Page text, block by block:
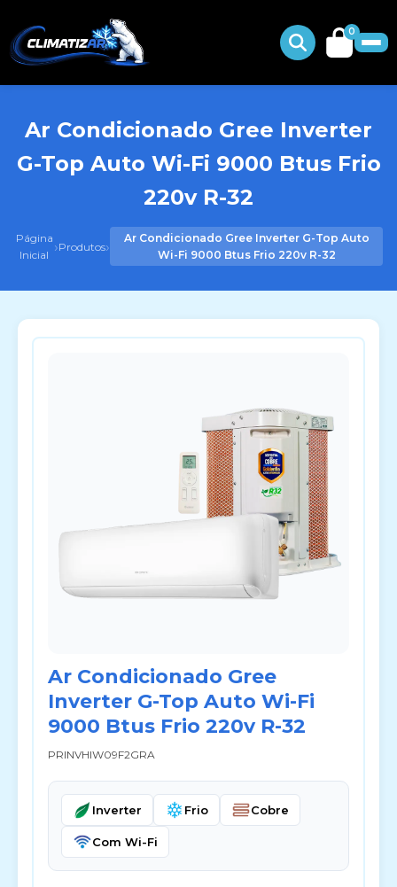
0
Ar Condicionado Gree Inverter
G-Top Auto Wi-Fi 9000 Btus Frio
220v R-32
Página
Inicial ›Produtos›
Ar Condicionado Gree Inverter G-Top Auto
Wi-Fi 9000 Btus Frio 220v R-32
Ar Condicionado Gree
Inverter G-Top Auto Wi-Fi
9000 Btus Frio 220v R-32
PRINVHIW09F2GRA
Inverter Frio Cobre
Com Wi-Fi